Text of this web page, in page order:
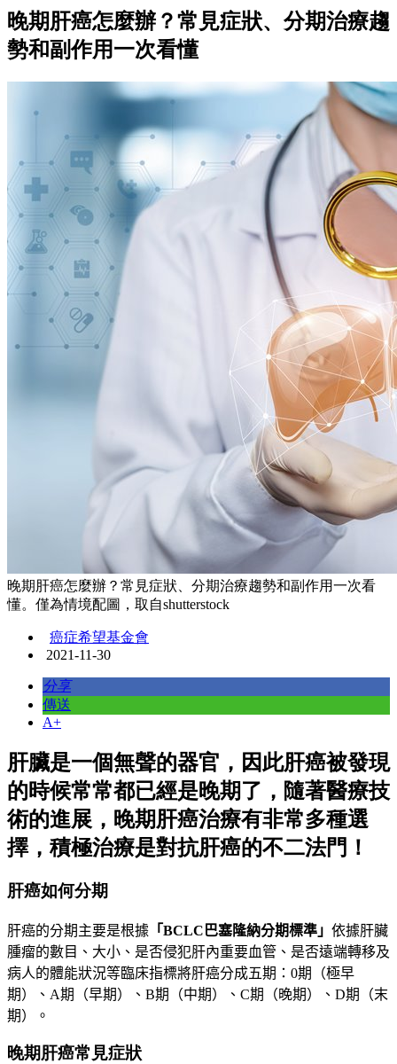
晚期肝癌怎麼辦？常見症狀、分期治療趨
勢和副作用一次看懂
晚期肝癌怎麼辦？常見症狀、分期治療趨勢和副作用一次看
懂。僅為情境配圖，取自shutterstock
癌症希望基金會
2021-11-30
分享
傳送
A+
肝臟是一個無聲的器官，因此肝癌被發現
的時候常常都已經是晚期了，隨著醫療技
術的進展，晚期肝癌治療有非常多種選
擇，積極治療是對抗肝癌的不二法門！
肝癌如何分期
肝癌的分期主要是根據 「BCLC 巴塞隆納分期標準 」 依據肝臟
腫瘤的數目、大小、是否侵犯肝內重要血管、是否遠端轉移及
病人的體能狀況等臨床指標將肝癌分成五期： 0期（極早
期）、 A期（早期）、 B期（中期）、 C期（晚期）、 D期（末
期）。
晚期肝癌常見症狀